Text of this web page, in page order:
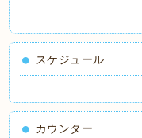
スケジュール
カウンター